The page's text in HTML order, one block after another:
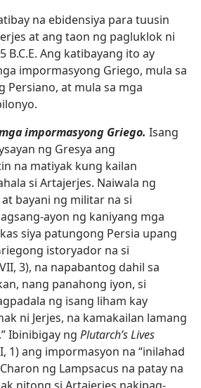
na ebidensiya para tuusin
at ang taon ng pagluklok ni
B.C.E. Ang katibayang ito ay
impormasyong Griego, mula sa
Persiano, at mula sa mga
impormasyong Griego. Isang
ng Gresya ang
na matiyak kung kailan
si Artajerjes. Naiwala ng
bayani ng militar na si
ayon ng kaniyang mga
siya patungong Persia upang
istoryador na si
3), na napabantog dahil sa
nang panahong iyon, si
ng isang liham kay
ni Jerjes, na kamakailan lamang
Ibinibigay ng Plutarch’s Lives
1) ang impormasyon na “inilahad
ng Lampsacus na patay na